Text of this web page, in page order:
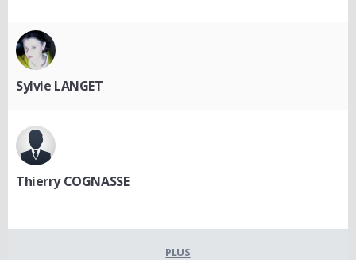
Sylvie LANGET
Thierry COGNASSE
PLUS